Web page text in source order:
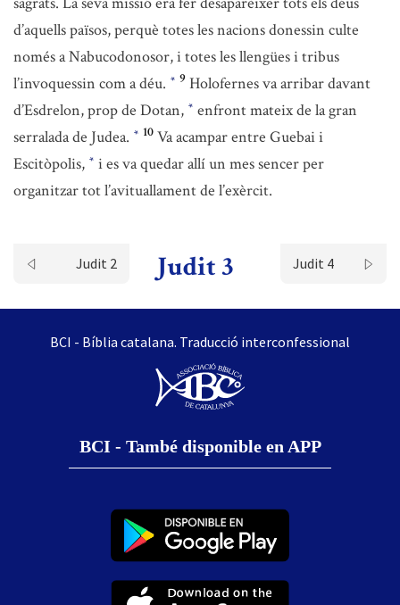
d’aquells països, perquè totes les nacions donessin culte
només a Nabucodonosor, i totes les llengües i tribus
l’invoquessin com a déu. * 9 Holofernes va arribar davant
d’Esdrelon, prop de Dotan, * enfront mateix de la gran
serralada de Judea. * 10 Va acampar entre Guebai i
Escitòpolis, * i es va quedar allí un mes sencer per
organitzar tot l’avituallament de l’exèrcit.
Judit 2 Judit 3 Judit 4
BCI - Bíblia catalana. Traducció interconfessional
BCI - També disponible en APP